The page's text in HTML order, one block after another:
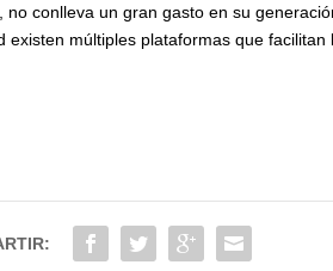
conlleva un gran gasto en su
múltiples plataformas que